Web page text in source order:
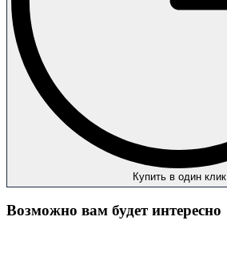
Купить в один клик
Возможно вам будет интересно